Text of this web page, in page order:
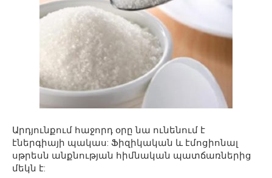
Արդյունքում հաջորդ օրը նա ունենում է
էներգիայի պակաս: Ֆիզիկական և էմոցիոնալ
սթրեսն անքնության հիմնական պատճառներից
մեկն է: